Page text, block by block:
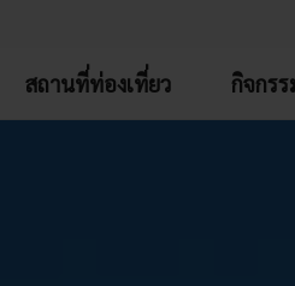
สถานที่ท่องเที่ยว กิจกร